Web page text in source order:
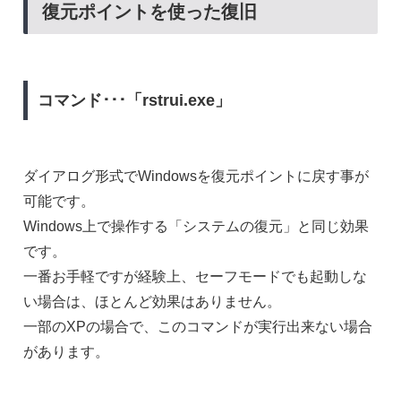
復元ポイントを使った復旧
コマンド･･･「rstrui.exe」
ダイアログ形式でWindowsを復元ポイントに戻す事が
可能です。
Windows上で操作する「システムの復元」と同じ効果
です。
一番お手軽ですが経験上、セーフモードでも起動しな
い場合は、ほとんど効果はありません。
一部のXPの場合で、このコマンドが実行出来ない場合
があります。